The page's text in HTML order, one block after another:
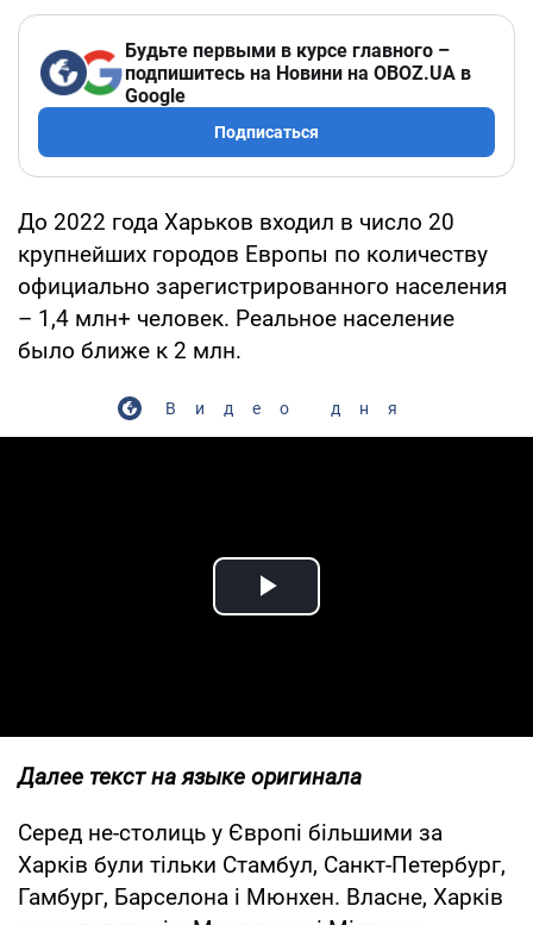
Будьте первыми в курсе главного –
подпишитесь на Новини на OBOZ.UA в
Google
Подписаться
До 2022 года Харьков входил в число 20
крупнейших городов Европы по количеству
официально зарегистрированного населения
– 1,4 млн+ человек. Реальное население
было ближе к 2 млн.
Видео дня
Play Video
Далее текст на языке оригинала
Серед не-столиць у Європі більшими за
Харків були тільки Стамбул, Санкт-Петербург,
Гамбург, Барселона і Мюнхен. Власне, Харків